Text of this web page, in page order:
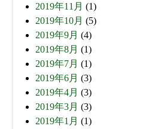
2019年11月 (1)
2019年10月 (5)
2019年9月 (4)
2019年8月 (1)
2019年7月 (1)
2019年6月 (3)
2019年4月 (3)
2019年3月 (3)
2019年1月 (1)